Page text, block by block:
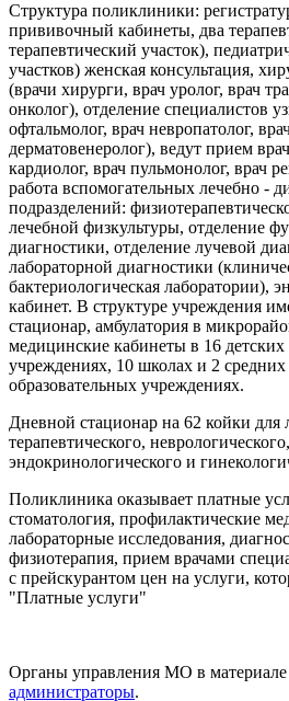
Структура поликлиники:
прививочный кабинеты, два
терапевтический участок),
участков) женская консультация,
(врачи хирурги, врач уролог, врач
онколог), отделение специалистов
офтальмолог, врач невропатолог,
дерматовенеролог), ведут прием
кардиолог, врач пульмонолог, врач
работа вспомогательных лечебно -
подразделений:
лечебной физкультуры, отделение
диагностики, отделение лучевой
лабораторной диагностики
бактериологическая лаборатории),
кабинет. В структуре учреждения
стационар, амбулатория в
медицинские кабинеты в 16
учреждениях, 10 школах и 2
образовательных учреждениях.
Дневной стационар на 62 койки для
терапевтического,
эндокринологического и
Поликлиника оказывает платные
стоматология, профилактические
лабораторные исследования,
физиотерапия, прием врачами
с прейскурантом цен на услуги,
"Платные услуги"
Органы управления МО в материале
администраторы.